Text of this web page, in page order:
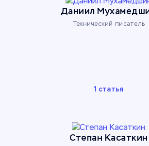
Даниил
Технический писатель
1 статья
Степан Касаткин